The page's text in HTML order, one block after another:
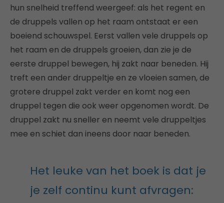
hun snelheid treffend weergeef: als het regent en
de druppels vallen op het raam ontstaat er een
boeiend schouwspel. Eerst vallen vele druppels op
het raam en de druppels groeien, dan zie je de
eerste druppel bewegen, hij zakt naar beneden. Hij
treft een ander druppeltje en ze vloeien samen, de
grotere druppel zakt verder en komt nog een
druppel tegen die ook weer opgenomen wordt. De
druppel zakt nu sneller en neemt vele druppeltjes
mee en schiet dan ineens door naar beneden.
Het leuke van het boek is dat je
je zelf continu kunt afvragen: